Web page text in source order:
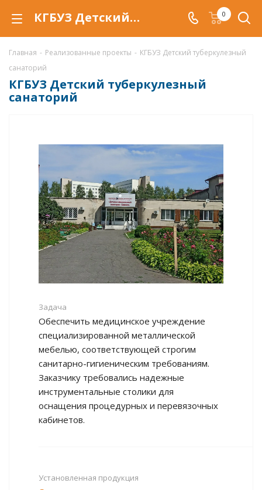
КГБУЗ Детский туберкулезный санаторий 0
Главная - Реализованные проекты - КГБУЗ Детский туберкулезный
санаторий
КГБУЗ Детский туберкулезный
санаторий
Задача
Обеспечить медицинское учреждение
специализированной металлической
мебелью, соответствующей строгим
санитарно-гигиеническим требованиям.
Заказчику требовались надежные
инструментальные столики для
оснащения процедурных и перевязочных
кабинетов.
Установленная продукция